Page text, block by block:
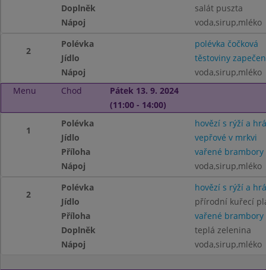
Doplněk
salát puszta
Nápoj
voda,sirup,mléko
2
Polévka
polévka čočková
Jídlo
těstoviny
Nápoj
voda,sirup,mléko
Menu
Chod
Pátek 13. 9. 2024
(11:00 - 14:00)
1
Polévka
hovězí s rýží a
Jídlo
vepřové v mrkvi
Příloha
vařené brambory
Nápoj
voda,sirup,mléko
2
Polévka
hovězí s rýží a
Jídlo
přírodní kuřecí
Příloha
vařené brambory
Doplněk
teplá zelenina
Nápoj
voda,sirup,mléko